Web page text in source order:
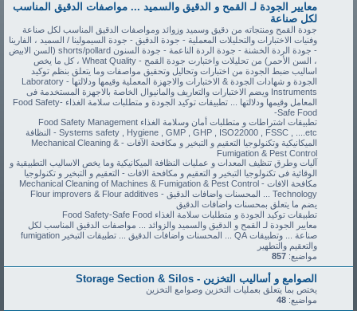
معايير الجودة لـ القمح و الدقيق والسميد ... مواصفات الدقيق المناسب
لكل صناعة
جودة القمح ومنتجاته من دقيق وسميد وزوائد ومواصفات الدقيق المناسب لكل صناعة
وفنيات الاختبارات والتحليلات المعملية - جودة الدقيق - جودة السيمولينا / السميد ، الفارينا
- جودة الردة الخشنة - جودة الردة الناعمة - جودة السنون shorts/pollard (السن الابيض
، السن الأحمر) من تحليلات واختبارت جودة القمح - Wheat Quality ، كل ما يخص
اساليب ضبط الجودة من اختبارات وتحاليل وتحقيق مواصفات وما يتعلق بنظم توكيد
الجودة و شهادات الجودة & الاختبارات والاجهزة المعملية وقيمها ودلالتها - Laboratory
Instruments ويضم الاختبارات والتعاريف والمانيوال الخاصة بالاجهزة المستخدمة فى
المعامل وقيمها ودلالتها ... تطبيقات توكيد الجودة و متطلبات سلامة الغذاء Food Safety-
Safe Food-
تطبيقات اشتراطات و متطلبات أمان وسلامة الغذاء Food Safety Management
Systems safety , Hygiene , GMP , GHP , ISO22000 , FSSC , ....etc - النظافة
الميكانيكية وتكنولوجيا التعقيم و التبخير و مكافحة الآفات - Mechanical Cleaning &
Fumigation & Pest Control
آليات وطرق تنظيف المعدات و عمليات النظافة الميكانيكية وما يخص الاساليب التطبيقية و
الوقائية فى تكنولوجيا التبخير و التعقيم و مكافحة الافات - التعقيم و التبخير و تكنولوجيا
مكافحة الافات - Mechanical Cleaning of Machines & Fumigation & Pest Control
Technology ... المحسنات واضافات الدقيق - Flour improvers & Flour additives
يضم ما يتعلق بمحسنات واضافات الدقيق
تطبيقات توكيد الجودة و متطلبات سلامة الغذاء Food Safety-Safe Food
معايير الجودة لـ القمح و الدقيق والسميد والزوائد ... مواصفات الدقيق المناسب لكل
صناعة ... وتطبيقات QA ... المحسنات واضافات الدقيق ... تطبيقات التبخير fumigation
والتعقيم والتطهير
مواضيع: 857
الصوامع و أساليب التخزين - Storage Section & Silos
يختص بما يتعلق بعمليات التخزين وصوامع التخزين
مواضيع: 48